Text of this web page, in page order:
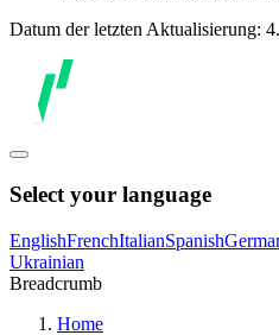
Datum der letzten Aktualisierung:
Select your language
EnglishFrenchItalianSpanish
Ukrainian
Breadcrumb
Home